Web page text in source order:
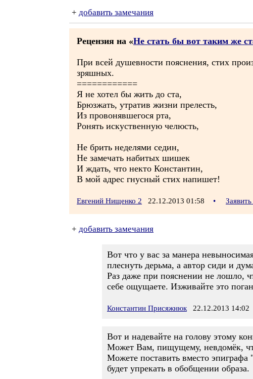
+ добавить замечания
Рецензия на «Не стать бы вот таким же
При всей душевности пояснения, стих
зряшных.
============
Я не хотел бы жить до ста,
Брюзжать, утратив жизни прелесть,
Из провонявшегося рта,
Ронять искуственную челюсть,
Не брить неделями седин,
Не замечать набитых шишек
И ждать, что некто Константин,
В мой адрес гнусный стих напишет!
Евгений Нищенко 2 22.12.2013 01:58 •
+ добавить замечания
Вот что у вас за манера
плеснуть дерьма, а автор сиди и
Раз даже при пояснении не лошло,
себе ощущаете. Изживайте это
Константин Присяжнюк 22.12.2013 14:02
Вот и надевайте на голову этому
Может Вам, пищущему, невдомёк,
Можете поставить вместо
будет упрекать в обобщении образа.